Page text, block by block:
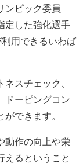
ンピック委員
定した強化選手
用できるいわば
スチェック、
ドーピングコン
できます。
動作の向上や栄
えるということ